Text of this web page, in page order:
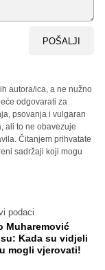
POŠALJI
autora/ica, a ne nužno
odgovarati za
psovanja i vulgaran
ali to ne obavezuje
Čitanjem prihvatate
sadržaji koji mogu
podaci
Muharemović
Kada su vidjeli
mogli vjerovati!